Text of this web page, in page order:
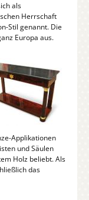
als
Herrschaft
Stil genannt. Die
Europa aus.
Applikationen
und Säulen
Holz beliebt. Als
das